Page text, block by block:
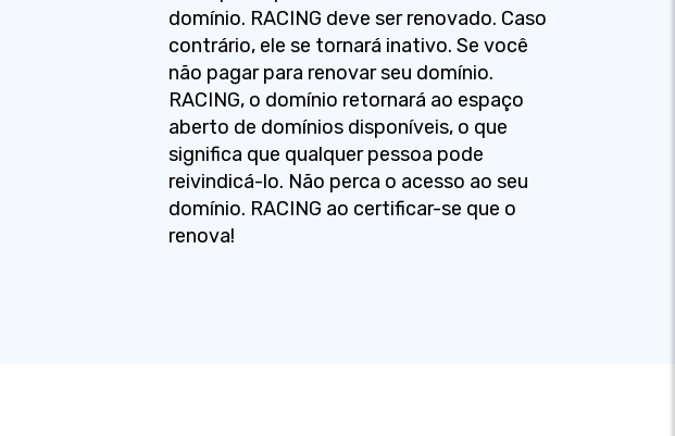
domínio. RACING deve ser renovado. Caso
contrário, ele se tornará inativo. Se você
não pagar para renovar seu domínio.
RACING, o domínio retornará ao espaço
aberto de domínios disponíveis, o que
significa que qualquer pessoa pode
reivindicá-lo. Não perca o acesso ao seu
domínio. RACING ao certificar-se que o
renova!